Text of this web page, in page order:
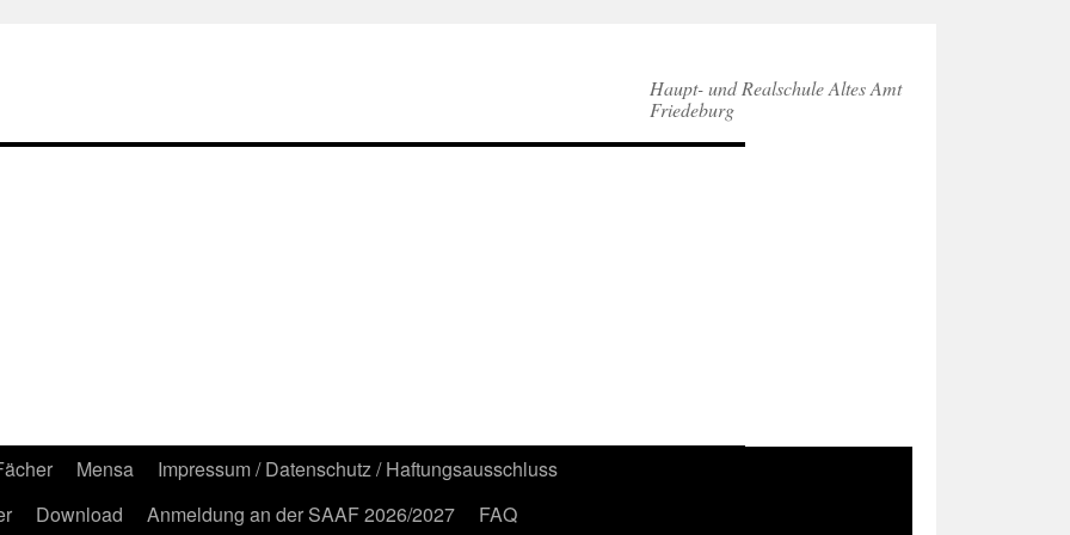
Haupt- und Realschule Altes Amt
Friedeburg
Mensa
Impressum / Datenschutz / Haftungsausschluss
Download Anmeldung an der SAAF 2026/2027 FAQ